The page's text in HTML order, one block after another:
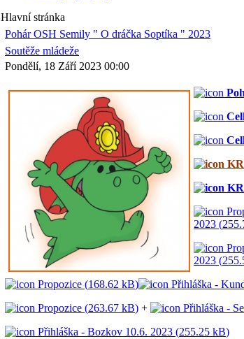
Hlavní stránka
Pohár OSH Semily " O dráčka Soptíka " 2023
Soutěže mládeže
Pondělí, 18 Září 2023 00:00
2023 (
2023 (
Propozice (168.62 kB) Přihláška -
Propozice (263.67 kB) + Přihláška -
Přihláška - Bozkov 10.6. 2023 (255.25 kB)